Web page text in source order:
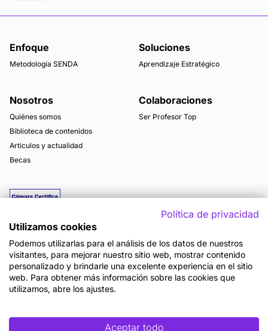
Enfoque
Metodología SENDA
Soluciones
Aprendizaje Estratégico
Nosotros
Quiénes somos
Biblioteca de contenidos
Articulos y actualidad
Becas
Colaboraciones
Ser Profesor Top
Mapa del sitio
Términos y Condiciones de Uso
Accesibilidad
Cookies
Política de privacidad
Utilizamos cookies
Podemos utilizarlas para el análisis de los datos de nuestros
visitantes, para mejorar nuestro sitio web, mostrar contenido
personalizado y brindarle una excelente experiencia en el sitio
web. Para obtener más información sobre las cookies que
utilizamos, abre los ajustes.
Aceptar todo